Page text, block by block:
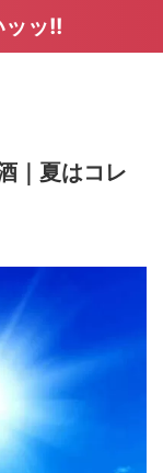
ッッ!!
｜夏はコレ